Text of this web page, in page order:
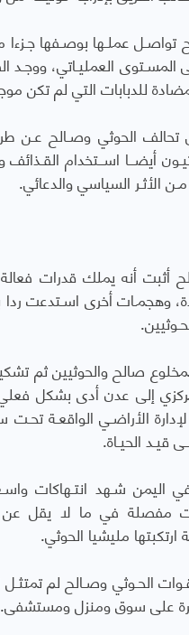
تواصـل عملـها بوصـفها
العمليـاتي،
للدبابات التي لم تكن
الحوثي وصـالح عـن
أيضــا اســتخدام
أثبت أنه يملك قدرات
وهجمـات أخرى اسـتدعت
صالح والحوثيين ثم
إلى عدن أدى بشكل فعلي
لإدارة الأراضـي الواقعـة
قيـد الحيـاة.
اليمن شـهد انتـهاكات
الحـوثي وصـالح لم تمتثـل
على سوق ومنزل ومستشفى.